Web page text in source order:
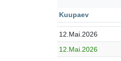
Kuupaev
12.Mai.2026
12.Mai.2026